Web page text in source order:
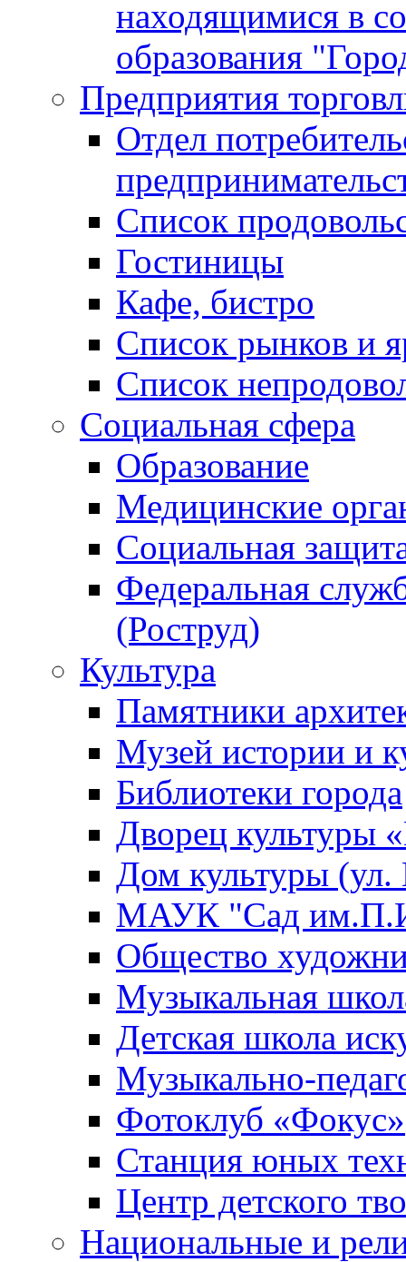
находящимися в
образования
Предприятия
Отдел
Список
Гостиницы
Кафе, бистро
Cписок рынков и
Список
Социальная сфера
Образование
Медицинские
Социальная
Федеральная
(Роструд)
Культура
Памятники
Музей истории и
Библиотеки города
Дворец культуры
Дом культуры (ул.
МАУК "Сад
Общество
Музыкальная
Детская школа
Музыкально-
Фотоклуб «Фокус»
Станция юных
Центр детского
Национальные и